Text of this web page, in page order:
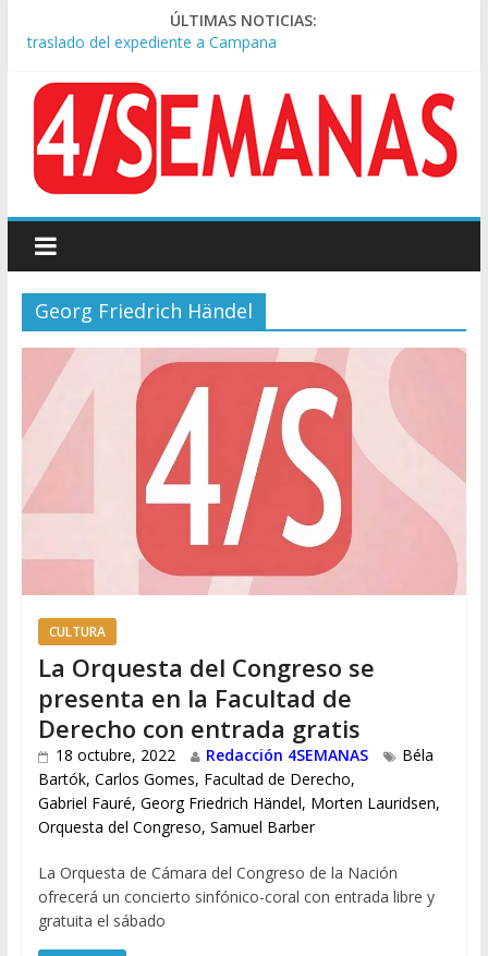
ÚLTIMAS NOTICIAS:
Causa AFA: el juez Amarante calificó de “ficción judicial” el
traslado del expediente a Campana
colectivo: siete heridos
Día de San Cayetano: masiva marcha a Plaza de Mayo de
sindicatos y organizaciones sociales
Pesar por la muerte de Leandro Rud, histórico representante
y conductor de TV
apuntó: “Vino un poco endiablada”
Georg Friedrich Händel
CULTURA
La Orquesta del Congreso se
presenta en la Facultad de
Derecho con entrada gratis
18 octubre, 2022 Redacción 4SEMANAS
Béla
Bartók, Carlos Gomes, Facultad de Derecho,
Gabriel Fauré, Georg Friedrich Händel, Morten Lauridsen,
Orquesta del Congreso, Samuel Barber
La Orquesta de Cámara del Congreso de la Nación
ofrecerá un concierto sinfónico-coral con entrada libre y
gratuita el sábado